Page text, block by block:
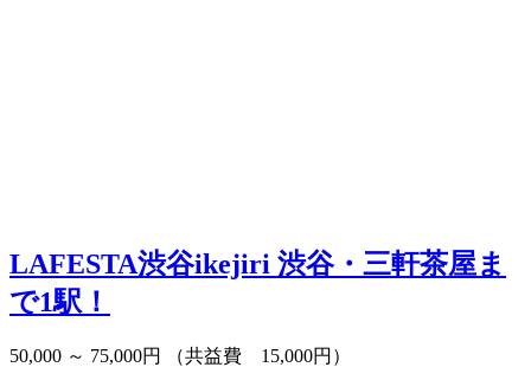
LAFESTA渋谷ikejiri 渋谷・三軒茶屋ま
で1駅！
50,000 ～ 75,000円 （共益費 15,000円）